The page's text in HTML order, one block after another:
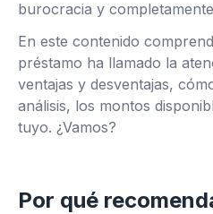
burocracia y
En este contenido
préstamo ha llamado la
ventajas y desventajas,
análisis, los montos
tuyo. ¿Vamos?
Por qué